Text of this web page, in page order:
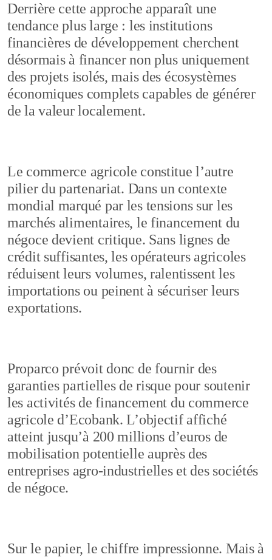
Derrière cette approche apparaît une
tendance plus large : les institutions
financières de développement cherchent
désormais à financer non plus uniquement
des projets isolés, mais des écosystèmes
économiques complets capables de générer
de la valeur localement.
Le commerce agricole constitue l’autre
pilier du partenariat. Dans un contexte
mondial marqué par les tensions sur les
marchés alimentaires, le financement du
négoce devient critique. Sans lignes de
crédit suffisantes, les opérateurs agricoles
réduisent leurs volumes, ralentissent les
importations ou peinent à sécuriser leurs
exportations.
Proparco prévoit donc de fournir des
garanties partielles de risque pour soutenir
les activités de financement du commerce
agricole d’Ecobank. L’objectif affiché
atteint jusqu’à 200 millions d’euros de
mobilisation potentielle auprès des
entreprises agro-industrielles et des sociétés
de négoce.
Sur le papier, le chiffre impressionne. Mais à